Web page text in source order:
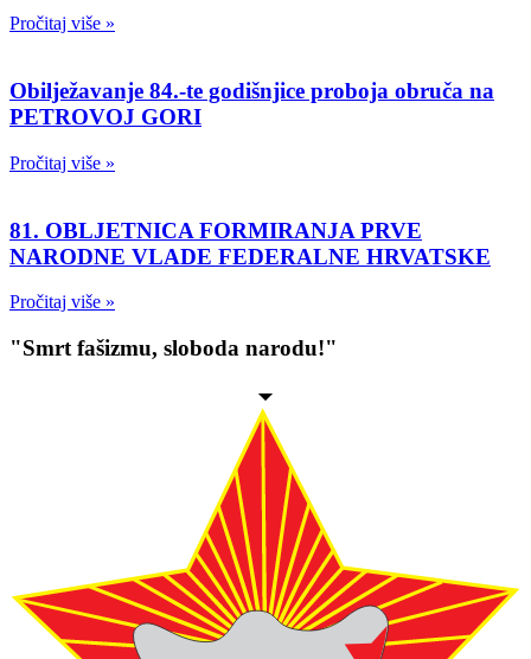
Pročitaj više »
Obilježavanje 84.-te godišnjice proboja obruča na
PETROVOJ GORI
Pročitaj više »
81. OBLJETNICA FORMIRANJA PRVE
NARODNE VLADE FEDERALNE HRVATSKE
Pročitaj više »
"Smrt fašizmu, sloboda narodu!"